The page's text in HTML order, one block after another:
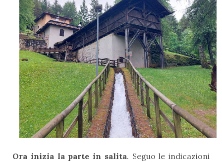
Ora inizia la parte in salita. Seguo le indicazioni